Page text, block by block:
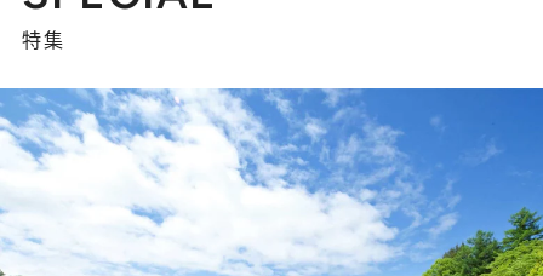
特集